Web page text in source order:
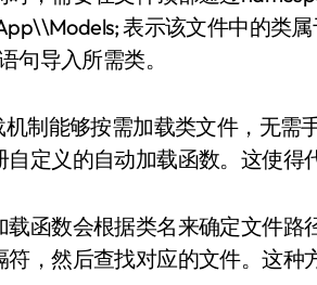
表示该文件中的类
句导入所需类。
机制能够按需加载类文件，无需
自定义的自动加载函数。这使
载函数会根据类名来确定文件
符，然后查找对应的文件。这种